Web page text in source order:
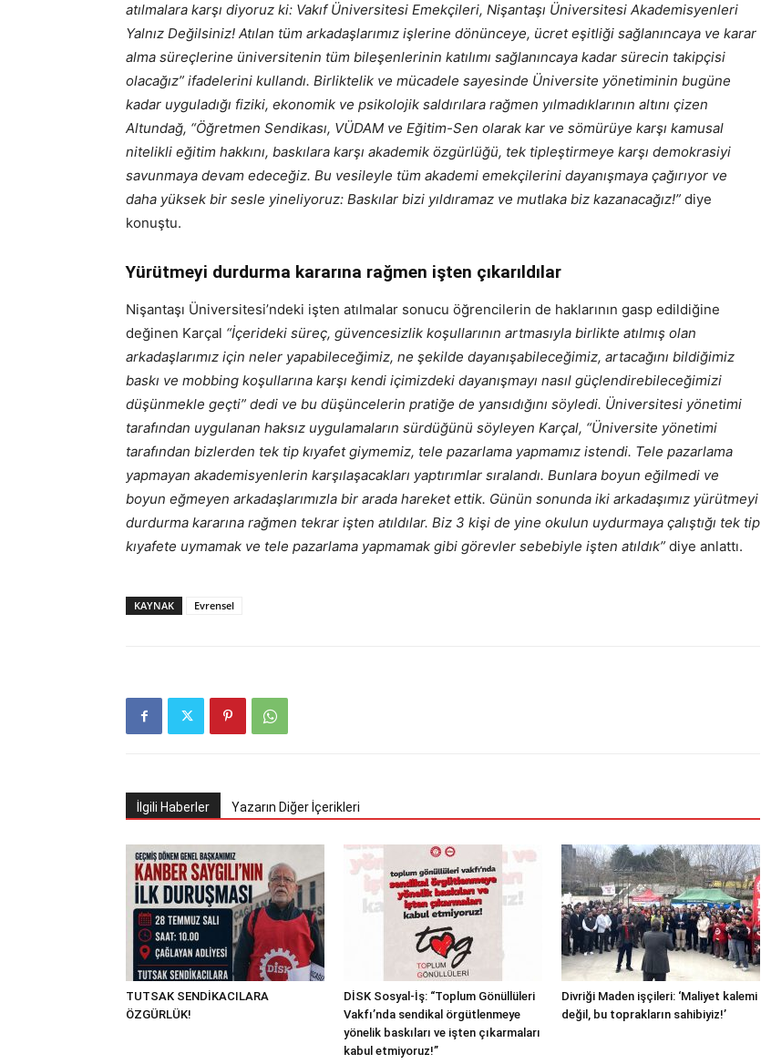
atılmalara karşı diyoruz ki: Vakıf Üniversitesi Emekçileri, Nişantaşı Üniversitesi Akademisyenleri
Yalnız Değilsiniz! Atılan tüm arkadaşlarımız işlerine dönünceye, ücret eşitliği sağlanıncaya ve karar
alma süreçlerine üniversitenin tüm bileşenlerinin katılımı sağlanıncaya kadar sürecin takipçisi
olacağız” ifadelerini kullandı. Birliktelik ve mücadele sayesinde Üniversite yönetiminin bugüne
kadar uyguladığı fiziki, ekonomik ve psikolojik saldırılara rağmen yılmadıklarının altını çizen
Altundağ, “Öğretmen Sendikası, VÜDAM ve Eğitim-Sen olarak kar ve sömürüye karşı kamusal
nitelikli eğitim hakkını, baskılara karşı akademik özgürlüğü, tek tipleştirmeye karşı demokrasiyi
savunmaya devam edeceğiz. Bu vesileyle tüm akademi emekçilerini dayanışmaya çağırıyor ve
daha yüksek bir sesle yineliyoruz: Baskılar bizi yıldıramaz ve mutlaka biz kazanacağız!” diye
konuştu.
Yürütmeyi durdurma kararına rağmen işten çıkarıldılar
Nişantaşı Üniversitesi’ndeki işten atılmalar sonucu öğrencilerin de haklarının gasp edildiğine
değinen Karçal “İçerideki süreç, güvencesizlik koşullarının artmasıyla birlikte atılmış olan
arkadaşlarımız için neler yapabileceğimiz, ne şekilde dayanışabileceğimiz, artacağını bildiğimiz
baskı ve mobbing koşullarına karşı kendi içimizdeki dayanışmayı nasıl güçlendirebileceğimizi
düşünmekle geçti” dedi ve bu düşüncelerin pratiğe de yansıdığını söyledi. Üniversitesi yönetimi
tarafından uygulanan haksız uygulamaların sürdüğünü söyleyen Karçal, “Üniversite yönetimi
tarafından bizlerden tek tip kıyafet giymemiz, tele pazarlama yapmamız istendi. Tele pazarlama
yapmayan akademisyenlerin karşılaşacakları yaptırımlar sıralandı. Bunlara boyun eğilmedi ve
boyun eğmeyen arkadaşlarımızla bir arada hareket ettik. Günün sonunda iki arkadaşımız yürütmeyi
durdurma kararına rağmen tekrar işten atıldılar. Biz 3 kişi de yine okulun uydurmaya çalıştığı tek tip
kıyafete uymamak ve tele pazarlama yapmamak gibi görevler sebebiyle işten atıldık” diye anlattı.
KAYNAK Evrensel
İlgili Haberler Yazarın Diğer İçerikleri
TUTSAK SENDİKACILARA
ÖZGÜRLÜK!
DİSK Sosyal-İş: “Toplum Gönüllüleri
Vakfı’nda sendikal örgütlenmeye
yönelik baskıları ve işten çıkarmaları
kabul etmiyoruz!”
Divriği Maden işçileri: ‘Maliyet kalemi
değil, bu toprakların sahibiyiz!’